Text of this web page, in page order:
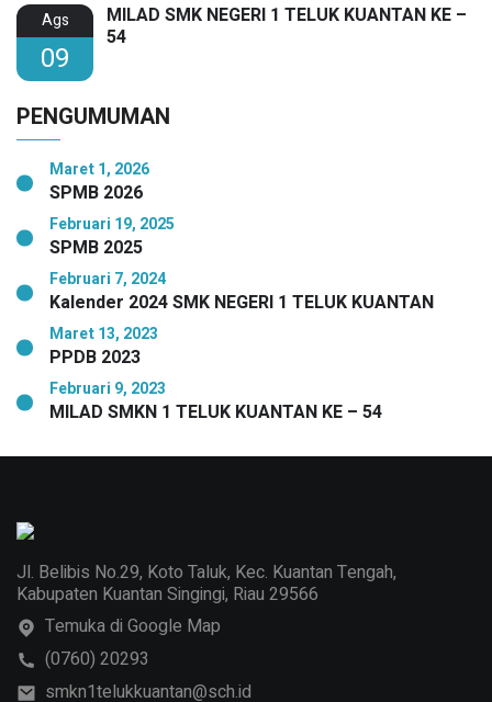
Ags
09
MILAD SMK NEGERI 1 TELUK KUANTAN KE –
54
PENGUMUMAN
Maret 1, 2026
SPMB 2026
Februari 19, 2025
SPMB 2025
Februari 7, 2024
Kalender 2024 SMK NEGERI 1 TELUK KUANTAN
Maret 13, 2023
PPDB 2023
Februari 9, 2023
MILAD SMKN 1 TELUK KUANTAN KE – 54
Jl. Belibis No.29, Koto Taluk, Kec. Kuantan Tengah,
Kabupaten Kuantan Singingi, Riau 29566
Temuka di Google Map
(0760) 20293
smkn1telukkuantan@sch.id